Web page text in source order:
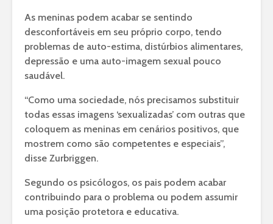
As meninas podem acabar se sentindo
desconfortáveis em seu próprio corpo, tendo
problemas de auto-estima, distúrbios alimentares,
depressão e uma auto-imagem sexual pouco
saudável.
“Como uma sociedade, nós precisamos substituir
todas essas imagens ‘sexualizadas’ com outras que
coloquem as meninas em cenários positivos, que
mostrem como são competentes e especiais”,
disse Zurbriggen.
Segundo os psicólogos, os pais podem acabar
contribuindo para o problema ou podem assumir
uma posição protetora e educativa.